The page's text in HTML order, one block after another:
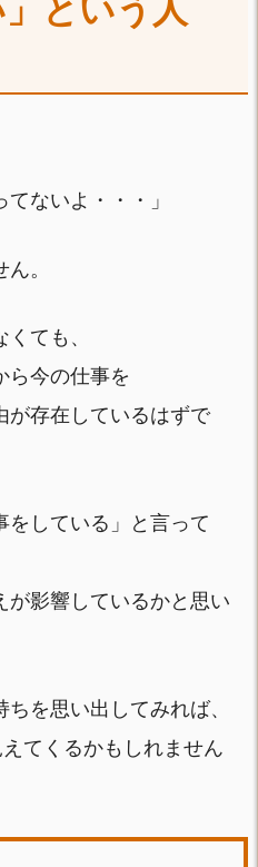
」という人
てないよ・・・」
。
ても、
ら今の仕事を
が存在しているはずで
をしている」と言って
が影響しているかと思い
を思い出してみれば、
てくるかもしれません